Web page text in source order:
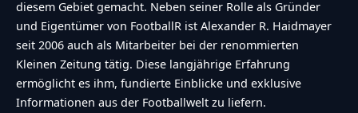
diesem Gebiet gemacht. Neben seiner Rolle als Gründer
und Eigentümer von FootballR ist Alexander R. Haidmayer
seit 2006 auch als Mitarbeiter bei der renommierten
Kleinen Zeitung tätig. Diese langjährige Erfahrung
ermöglicht es ihm, fundierte Einblicke und exklusive
Informationen aus der Footballwelt zu liefern.